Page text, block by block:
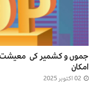
امکان